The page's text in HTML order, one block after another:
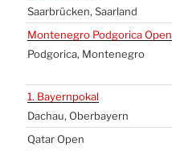
Saar­brü­cken, Saar­land
Mon­te­ne­gro Pod­go­ri­ca Open
Pod­go­ri­ca, Mon­te­ne­gro
1. Bay­ern­po­kal
Dach­au, Ober­bay­ern
Qatar Open